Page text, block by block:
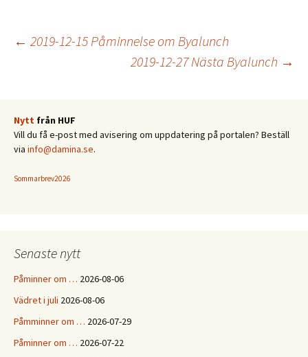
Inläggsnavigering
← 2019-12-15 Påminnelse om Byalunch
2019-12-27 Nästa Byalunch →
Nytt från HUF
Vill du få e-post med avisering om uppdatering på portalen? Beställ
via info@damina.se.
Sommarbrev2026
Senaste nytt
Påminner om … 2026-08-06
Vädret i juli 2026-08-06
Påmminner om … 2026-07-29
Påminner om … 2026-07-22